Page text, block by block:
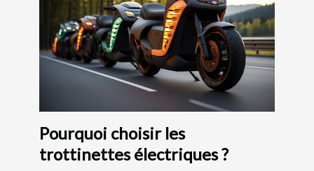
Pourquoi choisir les
trottinettes électriques ?